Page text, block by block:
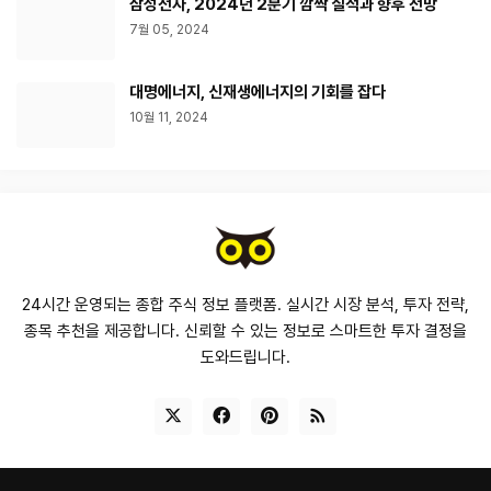
삼성전자, 2024년 2분기 깜짝 실적과 향후 전망
7월 05, 2024
대명에너지, 신재생에너지의 기회를 잡다
10월 11, 2024
24시간 운영되는 종합 주식 정보 플랫폼. 실시간 시장 분석, 투자 전략,
종목 추천을 제공합니다. 신뢰할 수 있는 정보로 스마트한 투자 결정을
도와드립니다.